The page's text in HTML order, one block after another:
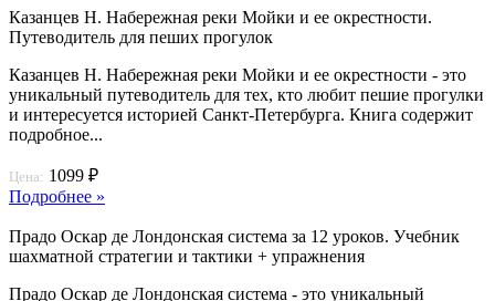
Казанцев Н. Набережная реки Мойки и ее окрестности.
Путеводитель для пеших прогулок
Казанцев Н. Набережная реки Мойки и ее окрестности - это
уникальный путеводитель для тех, кто любит пешие прогулки
и интересуется историей Санкт-Петербурга. Книга содержит
подробное...
Цена: 1099 ₽
Подробнее »
Прадо Оскар де Лондонская система за 12 уроков. Учебник
шахматной стратегии и тактики + упражнения
Прадо Оскар де Лондонская система - это уникальный